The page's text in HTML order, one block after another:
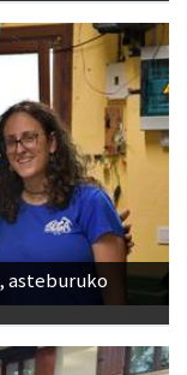
asteburuko